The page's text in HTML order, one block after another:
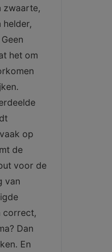
zwaarte,
helder,
het om
op
de
voor de
van
correct,
Dan
En